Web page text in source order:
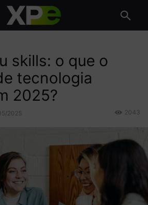
skills: o que o
tecnologia
2025?
2025 2043